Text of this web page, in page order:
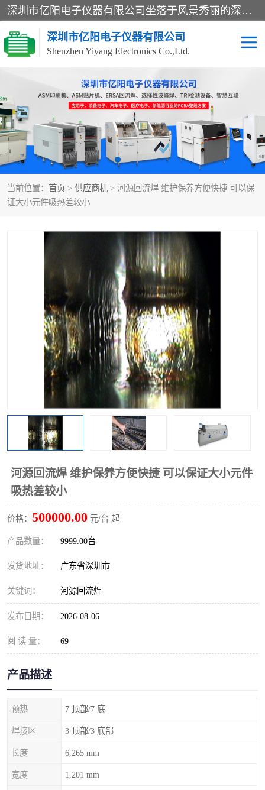
深圳市亿阳电子仪器有限公司坐落于风景秀丽的深圳市光明区，集SMT设备销售务为一体，努力为客户提供电子装配解决方案。与行业**SMT设备厂商：ASM（印刷机，锡膏检查机，贴片机），德国ERSA（爱莎）建立了稳固的代理合作关系，销售的设备一直保持**电子装配行业未来发展方向，能够满足客户各种繁杂产品的生产应用。
深圳市亿阳电子仪器有限公司
Shenzhen Yiyang Electronics Co.,Ltd.
当前位置： 首页 > 供应商机 > 河源回流焊 维护保养方便快捷 可以保
证大小元件吸热差较小
河源回流焊 维护保养方便快捷 可以保证大小元件
吸热差较小
价格： 500000.00 元/台 起
产品数量： 9999.00台
发货地址： 广东省深圳市
关键词： 河源回流焊
发布日期： 2026-08-06
阅 读 量： 69
产品描述
预热 7 顶部/7 底
焊接区 3 顶部/3 底部
长度 6,265 mm
宽度 1,201 mm
SX全自动高速贴片机 E系列中速贴片机
NeoHorizon全自动锡膏印
刷机
选择性波峰焊
VERSAFLOW-335
回流焊HOTFLOW 3/20e 波峰焊
BGA返修台HR600/2 自动光学检测TR7700QE
TR5001
自动光学检测TR7710 XS全自动高速贴片机
TX 全自动高速贴片机